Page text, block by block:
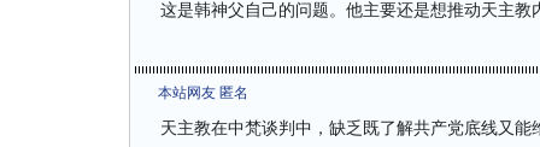
这是韩神父自己的问题。他主要还是想推动天主
本站网友 匿名
天主教在中梵谈判中，缺乏既了解共产党底线又